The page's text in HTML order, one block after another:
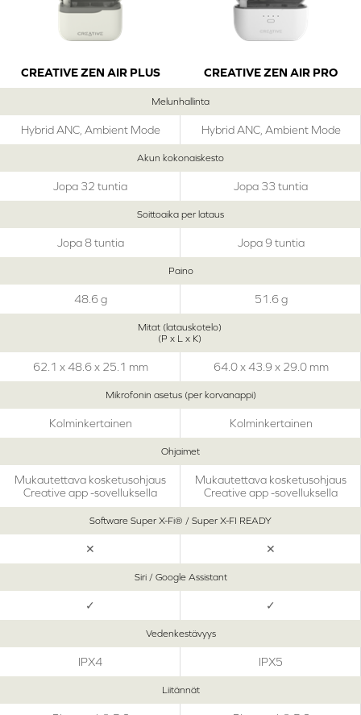
CREATIVE ZEN AIR PLUS CREATIVE ZEN AIR PRO
Melunhallinta
Hybrid ANC, Ambient Mode Hybrid ANC, Ambient Mode
Akun kokonaiskesto
Jopa 32 tuntia Jopa 33 tuntia
Soittoaika per lataus
Jopa 8 tuntia Jopa 9 tuntia
Paino
48.6 g 51.6 g
Mitat (latauskotelo)
(P x L x K)
62.1 x 48.6 x 25.1 mm 64.0 x 43.9 x 29.0 mm
Mikrofonin asetus (per korvanappi)
Kolminkertainen Kolminkertainen
Ohjaimet
Mukautettava kosketusohjaus
Creative app -sovelluksella
Mukautettava kosketusohjaus
Creative app -sovelluksella
Software Super X-Fi® / Super X-FI READY
✕ ✕
Siri / Google Assistant
✓ ✓
Vedenkestävyys
IPX4 IPX5
Liitännät